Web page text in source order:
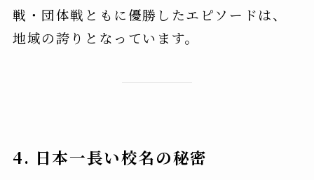
戦・団体戦ともに優勝したエピソードは、
地域の誇りとなっています。
4. 日本一長い校名の秘密